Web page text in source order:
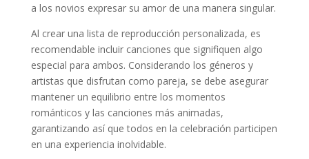
a los novios expresar su amor de una manera singular.
Al crear una lista de reproducción personalizada, es
recomendable incluir canciones que signifiquen algo
especial para ambos. Considerando los géneros y
artistas que disfrutan como pareja, se debe asegurar
mantener un equilibrio entre los momentos
románticos y las canciones más animadas,
garantizando así que todos en la celebración participen
en una experiencia inolvidable.